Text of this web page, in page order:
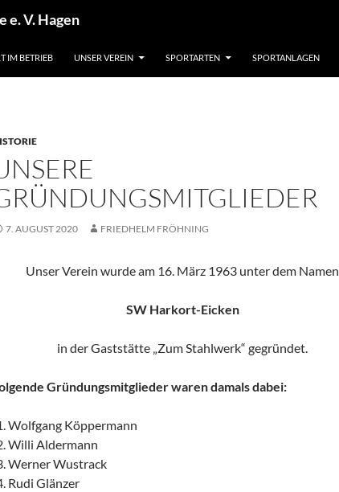
e. V. Hagen
IM BETRIEB UNSER VEREIN SPORTARTEN SPORTANLAGEN
7. AUGUST 2020 FRIEDHELM FRÖHNING
Unser Verein wurde am 16. März 1963 unter dem Namen
SW Harkort-Eicken
in der Gaststätte „Zum Stahlwerk“ gegründet.
Gründungsmitglieder waren damals dabei:
Wolfgang Köppermann
Willi Aldermann
Werner Wustrack
Rudi Glänzer